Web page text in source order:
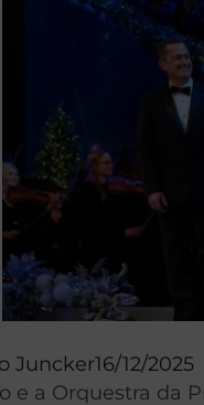
Juncker16/12/2025
e a Orquestra da